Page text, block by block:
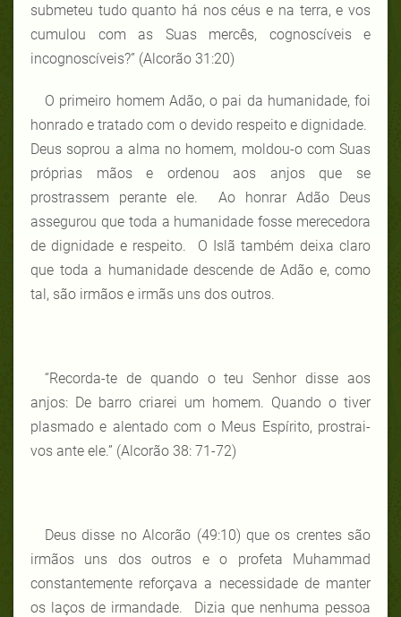
submeteu tudo quanto há nos céus e na terra, e vos
cumulou com as Suas mercês, cognoscíveis e
incognoscíveis?” (Alcorão 31:20)
O primeiro homem Adão, o pai da humanidade, foi
honrado e tratado com o devido respeito e dignidade.
Deus soprou a alma no homem, moldou-o com Suas
próprias mãos e ordenou aos anjos que se
prostrassem perante ele. Ao honrar Adão Deus
assegurou que toda a humanidade fosse merecedora
de dignidade e respeito. O Islã também deixa claro
que toda a humanidade descende de Adão e, como
tal, são irmãos e irmãs uns dos outros.
“Recorda-te de quando o teu Senhor disse aos
anjos: De barro criarei um homem. Quando o tiver
plasmado e alentado com o Meus Espírito, prostrai-
vos ante ele.” (Alcorão 38: 71-72)
Deus disse no Alcorão (49:10) que os crentes são
irmãos uns dos outros e o profeta Muhammad
constantemente reforçava a necessidade de manter
os laços de irmandade. Dizia que nenhuma pessoa